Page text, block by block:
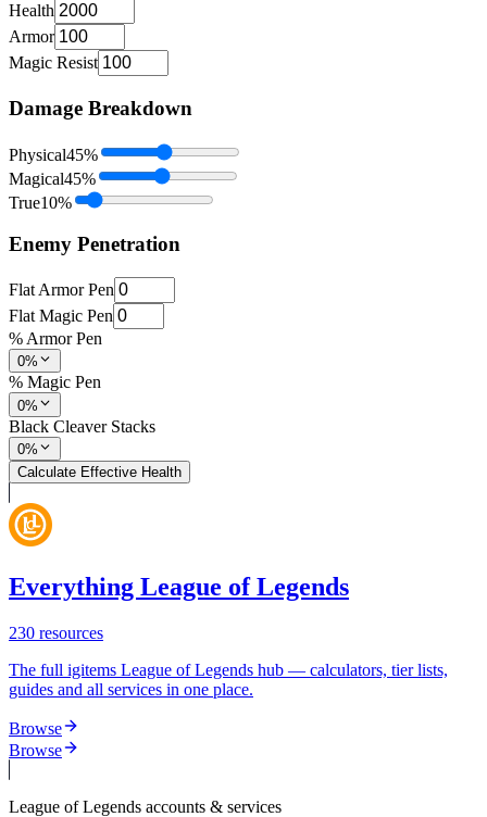
Health
Armor
Magic Resist
Damage Breakdown
Physical45%
Magical45%
True10%
Enemy Penetration
Flat Armor Pen
Flat Magic Pen
% Armor Pen
0%
% Magic Pen
0%
Black Cleaver Stacks
0%
Calculate Effective Health
Everything League of Legends
230 resources
The full igitems League of Legends hub — calculators, tier lists,
guides and all services in one place.
Browse
Browse
League of Legends accounts & services